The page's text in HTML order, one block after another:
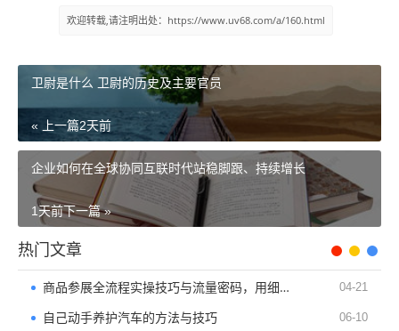
欢迎转载,请注明出处：https://www.uv68.com/a/160.html
卫尉是什么 卫尉的历史及主要官员
« 上一篇2天前
企业如何在全球协同互联时代站稳脚跟、持续增长
下一篇 »
1天前
热门文章
商品参展全流程实操技巧与流量密码，用细节赢取流量与订单 04-21
自己动手养护汽车的方法与技巧 06-10